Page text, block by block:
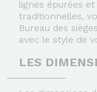
lignes épurées
traditionnelles,
Bureau des
avec le style de
LES